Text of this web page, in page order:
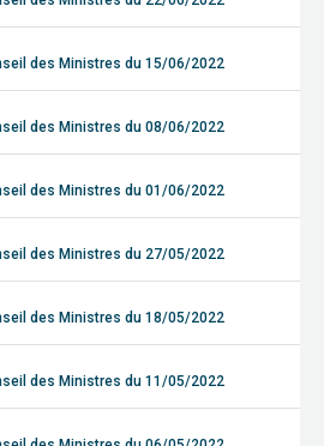
des Ministres du 15/06/2022
des Ministres du 08/06/2022
des Ministres du 01/06/2022
des Ministres du 27/05/2022
des Ministres du 18/05/2022
des Ministres du 11/05/2022